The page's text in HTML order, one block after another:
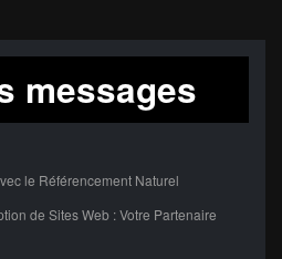
messages
le Référencement Naturel
de Sites Web : Votre Partenaire